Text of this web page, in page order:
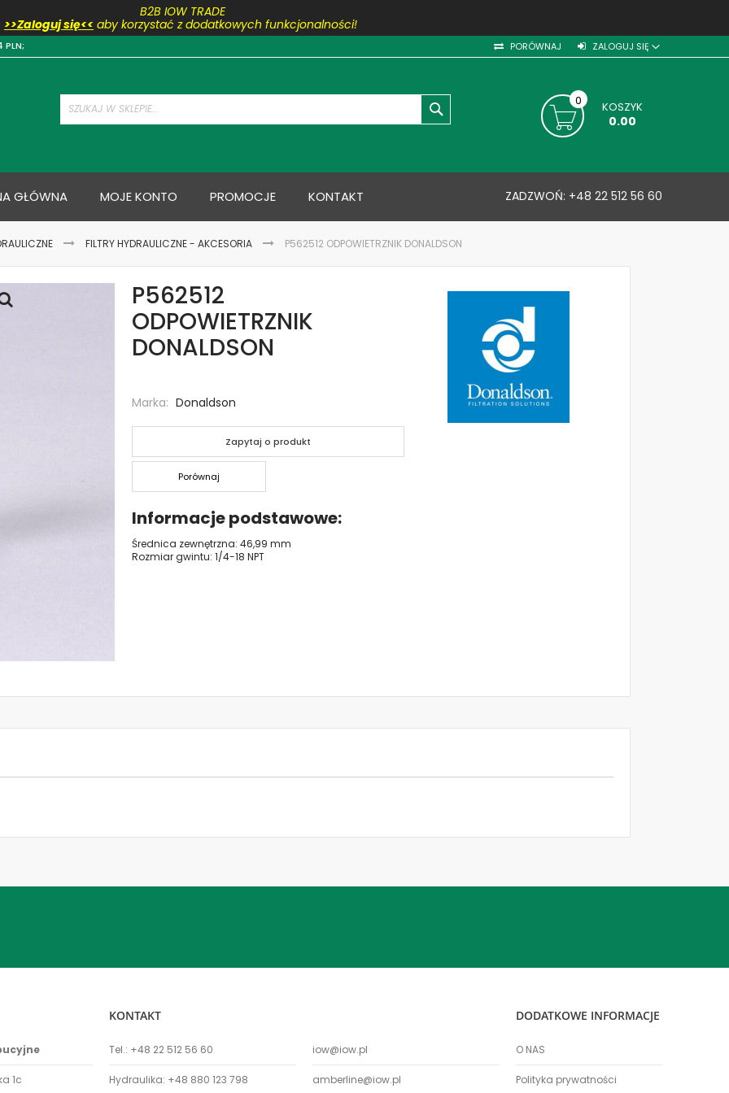
PLN;
do
PORÓWNAJ ZALOGUJ SIĘ
B2B IOW TRADE
>>Zaloguj się<< aby korzystać z dodatkowych funkcjonalności!
KOSZYK
0.00
0
GŁÓWNA MOJE KONTO PROMOCJE KONTAKT ZADZWOŃ: +48 22 512 56 60
FILTRY HYDRAULICZNE - AKCESORIA P562512 ODPOWIETRZNIK DONALDSON
P562512
ODPOWIETRZNIK
DONALDSON
Marka Donaldson
Informacje podstawowe
Średnica zewnętrzna: 46,99 mm
Rozmiar gwintu: 1/4-18 NPT
Zapytaj o produkt
Porównaj
1c
KONTAKT
Tel.: +48 22 512 56 60
Hydraulika: +48 880 123 798
iow@iow.pl
amberline@iow.pl
DODATKOWE INFORMACJE
O NAS
Polityka prywatności